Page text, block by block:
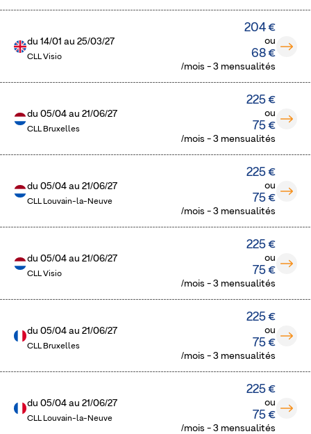
du14/01 au25/03/27
CLL Visio
204 €
ou
68 €
/mois - 3 mensualités
du05/04 au21/06/27
CLL Bruxelles
225 €
ou
75 €
/mois - 3 mensualités
du05/04 au21/06/27
CLL Louvain-la-Neuve
225 €
ou
75 €
/mois - 3 mensualités
du05/04 au21/06/27
CLL Visio
225 €
ou
75 €
/mois - 3 mensualités
du05/04 au21/06/27
CLL Bruxelles
225 €
ou
75 €
/mois - 3 mensualités
du05/04 au21/06/27
CLL Louvain-la-Neuve
225 €
ou
75 €
/mois - 3 mensualités